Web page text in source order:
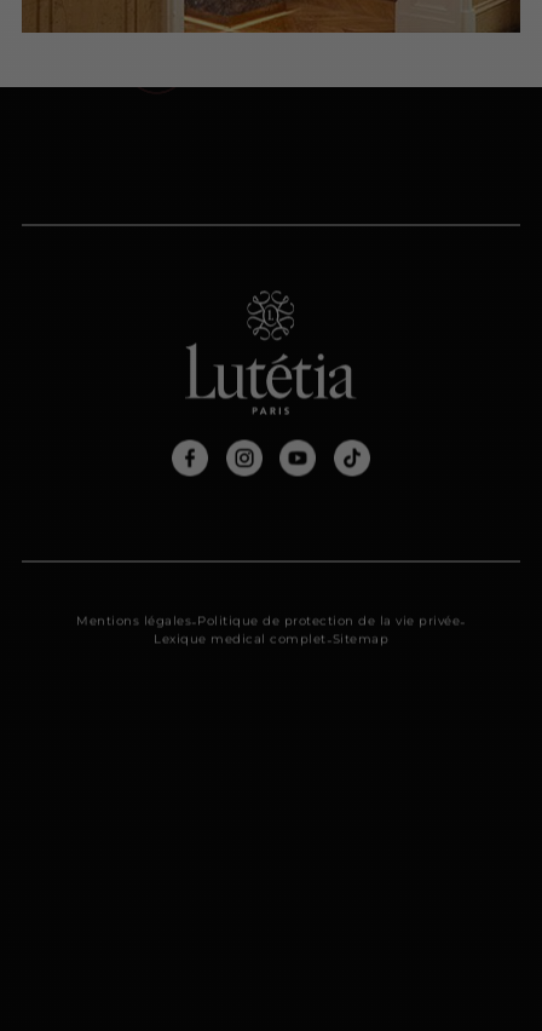
Via le formulaire de contact
Mentions légales-Politique de protection de la vie privée-
Lexique medical complet -Sitemap